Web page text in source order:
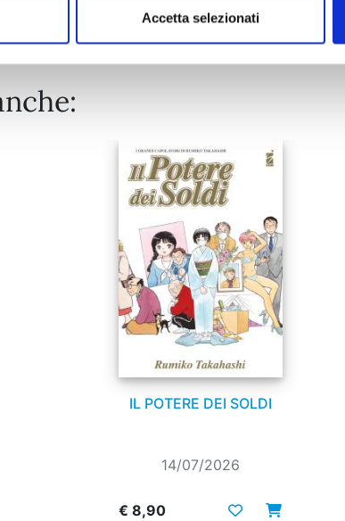
Accetta selezionati
IL POTERE DEI SOLDI
14/07/2026
€ 8,90